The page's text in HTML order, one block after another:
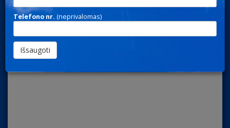
NOTE 193 / UŽRAŠINĖS
Telefono nr. (neprivalomas)